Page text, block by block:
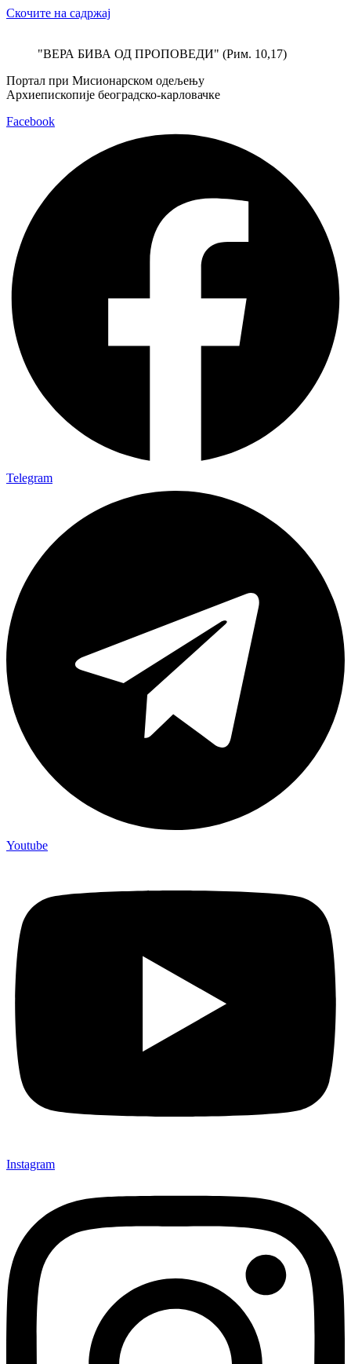
Скочите на садржај
"ВЕРА БИВА ОД ПРОПОВЕДИ" (Рим. 10,17)
Портал при Мисионарском одељењу
Архиепископије београдско-карловачке
Facebook
Telegram
Youtube
Instagram